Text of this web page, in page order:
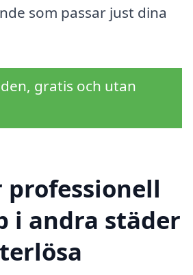
som passar just dina
gratis och utan
professionell
i andra städer